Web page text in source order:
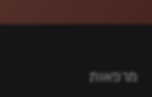
מרפאות